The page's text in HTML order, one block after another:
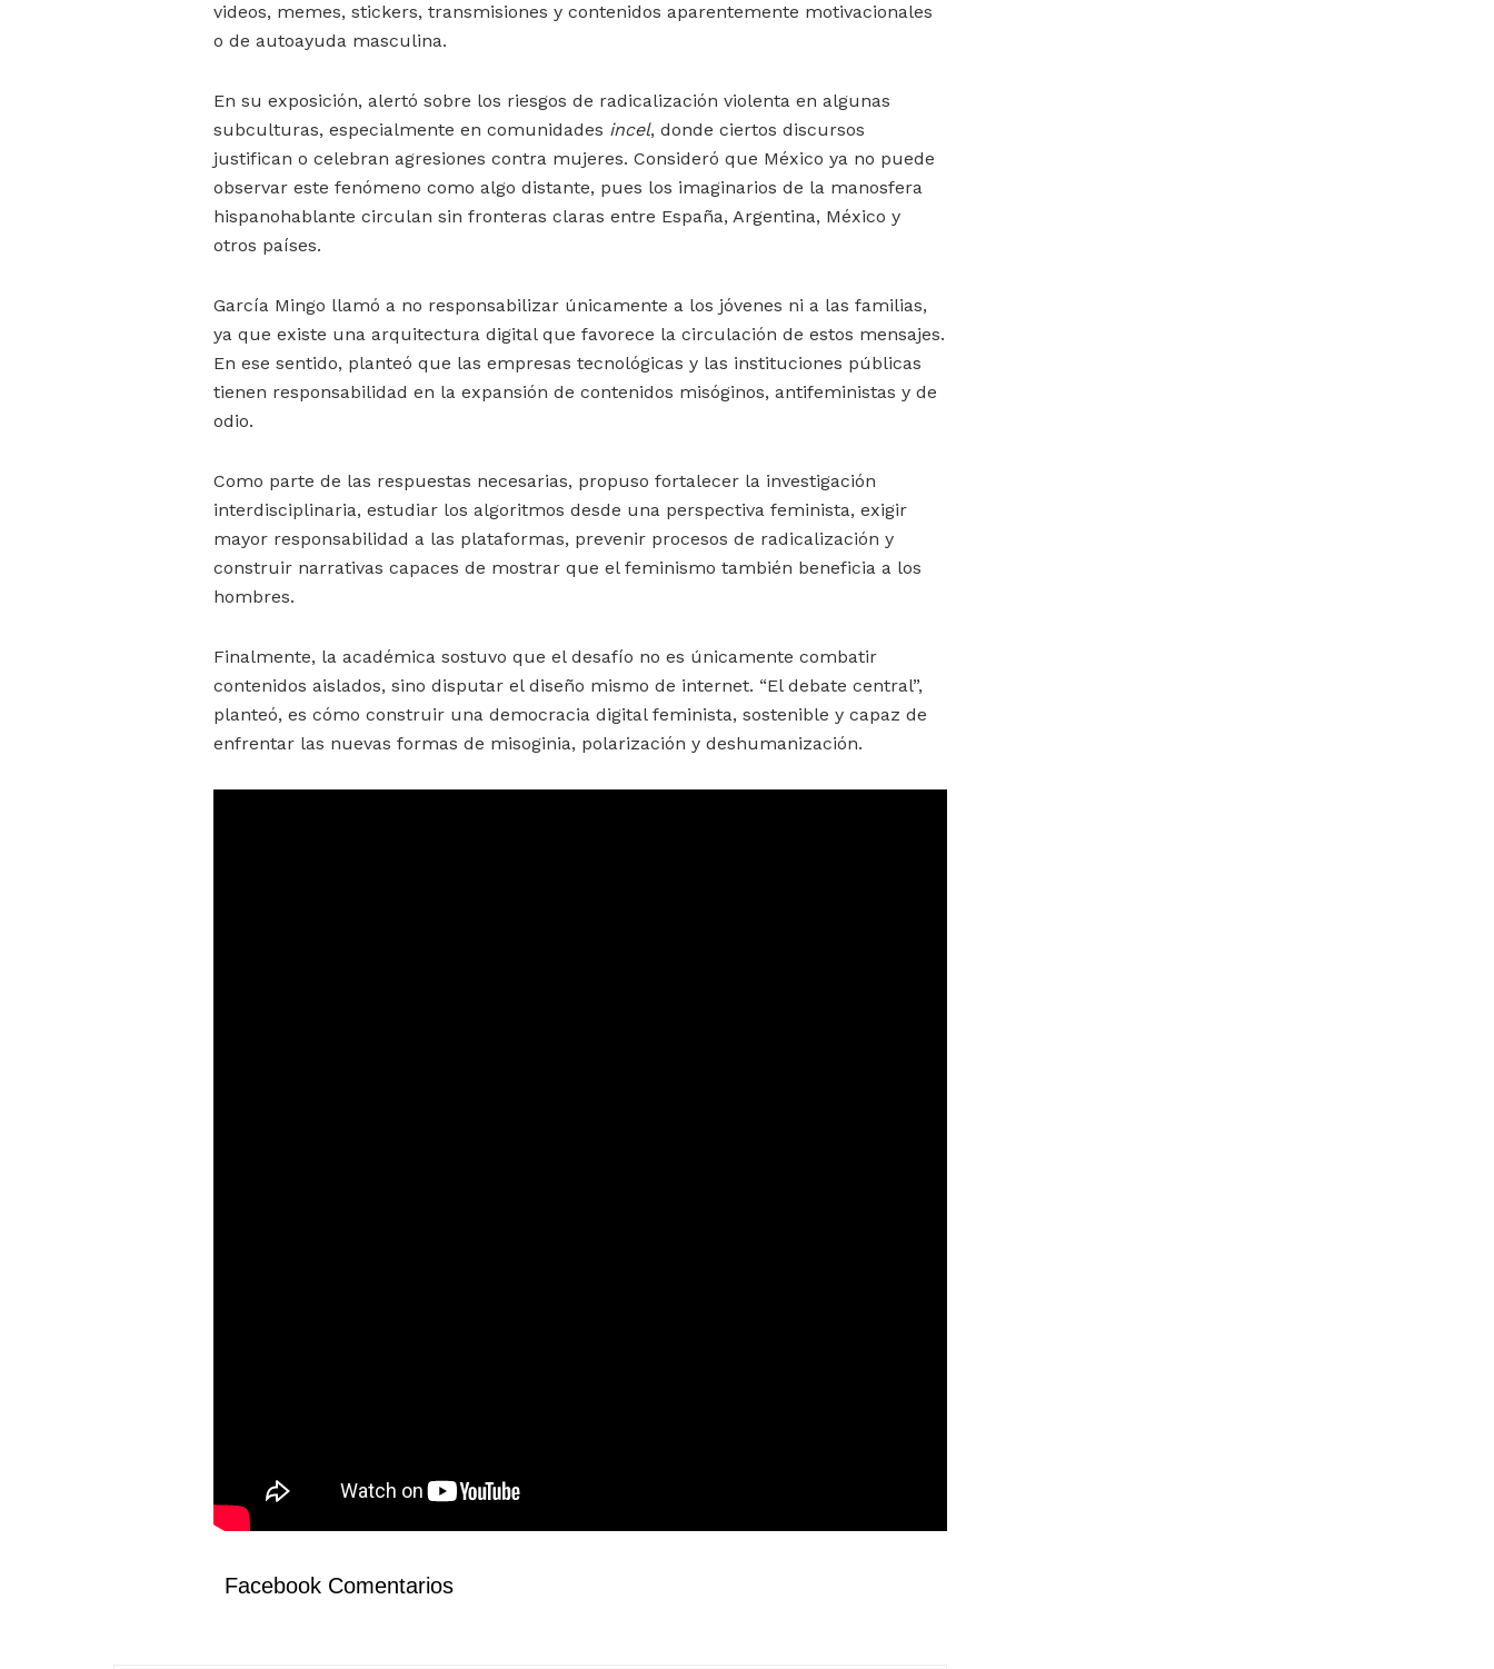
videos, memes, stickers, transmisiones y contenidos aparentemente motivacionales
o de autoayuda masculina.
En su exposición, alertó sobre los riesgos de radicalización violenta en algunas
subculturas, especialmente en comunidades incel, donde ciertos discursos
justifican o celebran agresiones contra mujeres. Consideró que México ya no puede
observar este fenómeno como algo distante, pues los imaginarios de la manosfera
hispanohablante circulan sin fronteras claras entre España, Argentina, México y
otros países.
García Mingo llamó a no responsabilizar únicamente a los jóvenes ni a las familias,
ya que existe una arquitectura digital que favorece la circulación de estos mensajes.
En ese sentido, planteó que las empresas tecnológicas y las instituciones públicas
tienen responsabilidad en la expansión de contenidos misóginos, antifeministas y de
odio.
Como parte de las respuestas necesarias, propuso fortalecer la investigación
interdisciplinaria, estudiar los algoritmos desde una perspectiva feminista, exigir
mayor responsabilidad a las plataformas, prevenir procesos de radicalización y
construir narrativas capaces de mostrar que el feminismo también beneficia a los
hombres.
Finalmente, la académica sostuvo que el desafío no es únicamente combatir
contenidos aislados, sino disputar el diseño mismo de internet. “El debate central”,
planteó, es cómo construir una democracia digital feminista, sostenible y capaz de
enfrentar las nuevas formas de misoginia, polarización y deshumanización.
Facebook Comentarios